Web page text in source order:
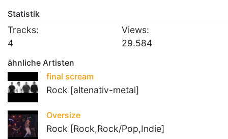
Statistik
Tracks:
4
Views:
29.584
ähnliche Artisten
final scream
Rock [altenativ-metal]
Oversize
Rock [Rock,Rock/Pop,Indie]